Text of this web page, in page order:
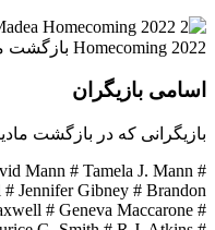
اسامی بازیگران
بازیگرانی که در بازگشت
Mann # Tamela J. Mann #
Jennifer Gibney # Brandon
# Geneva Maccarone #